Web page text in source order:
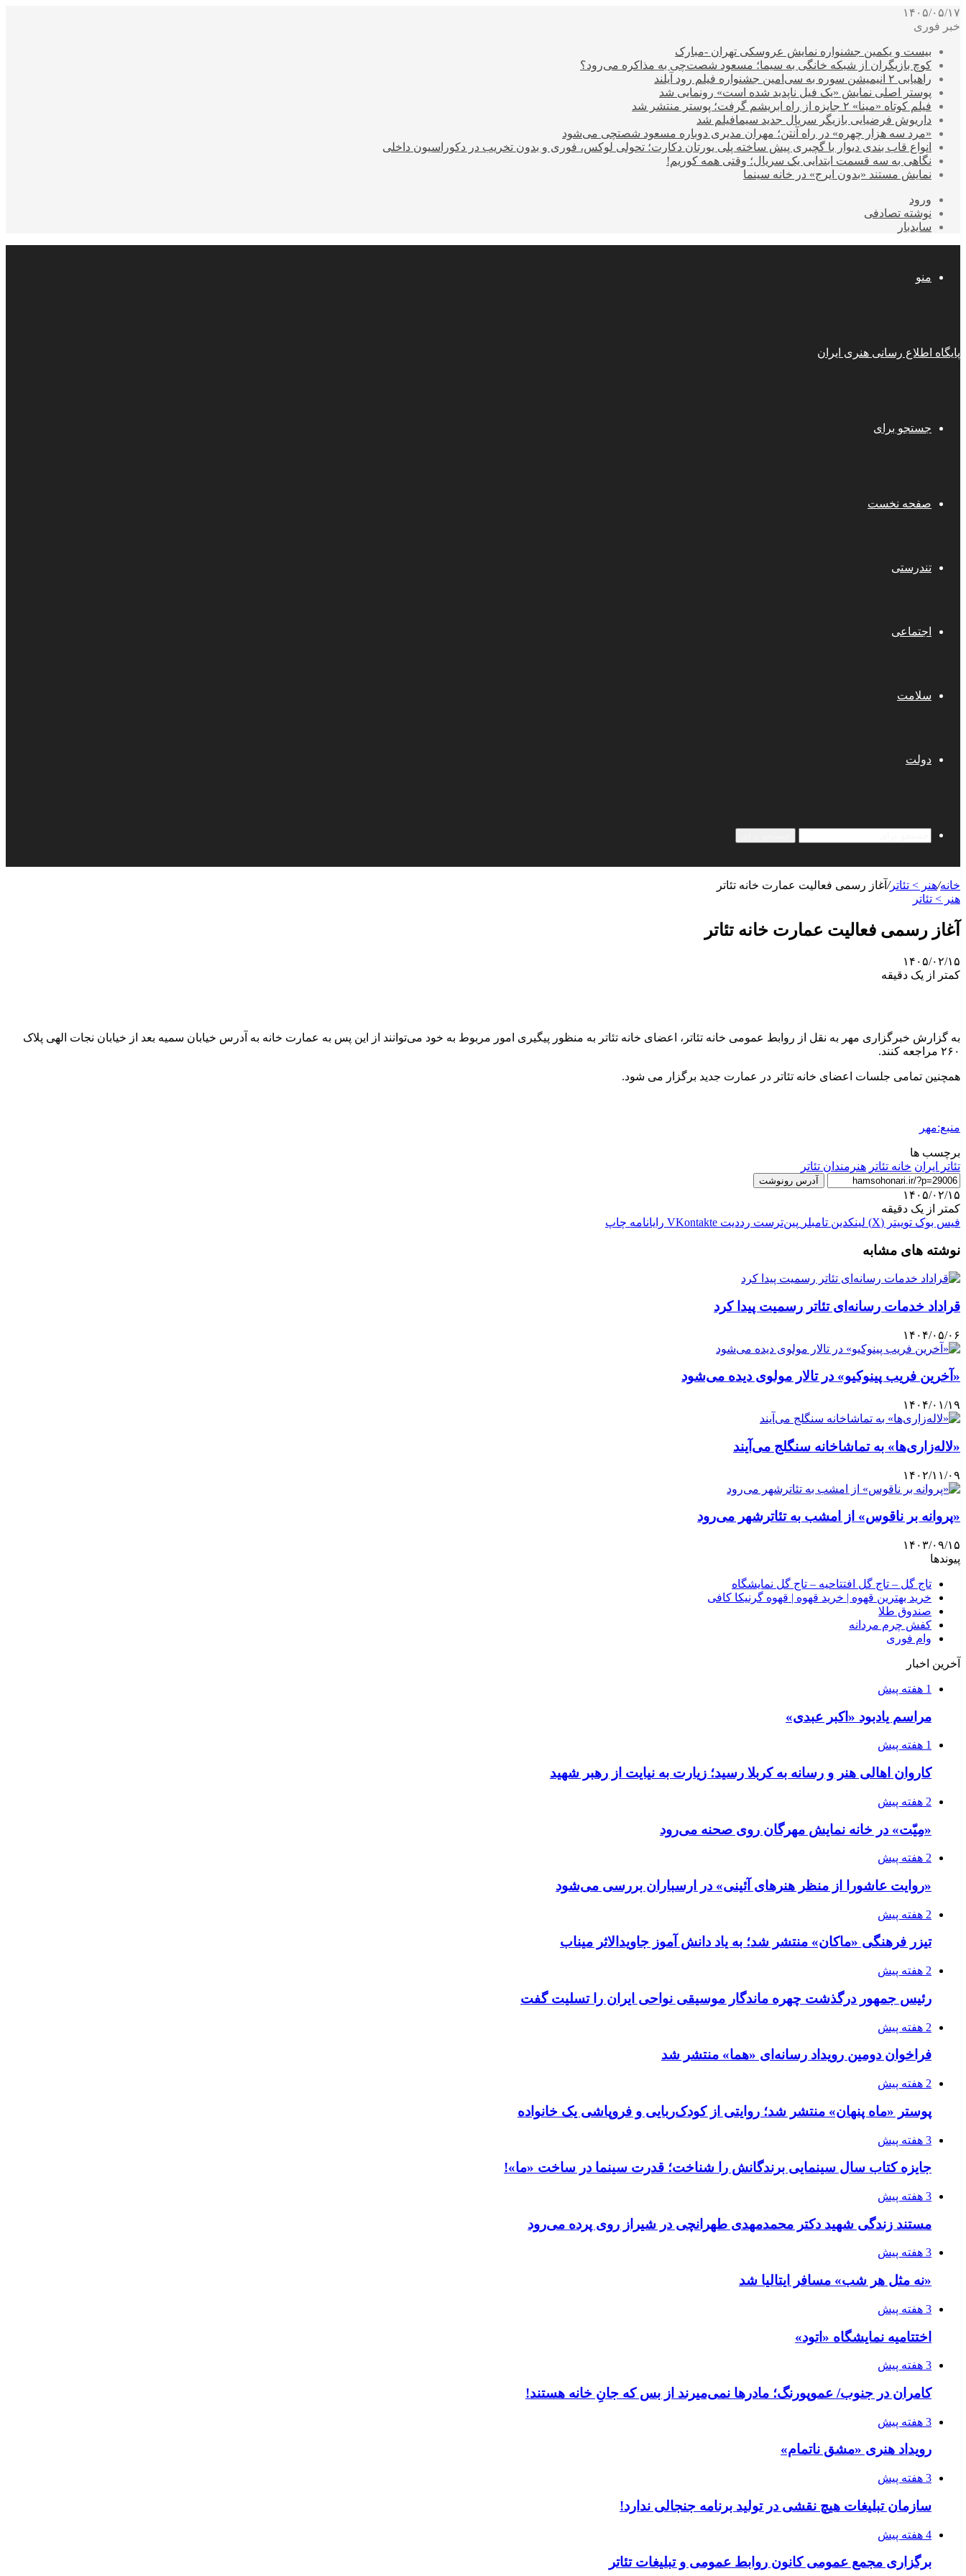
۱۴۰۵/۰۵/۱۷
خبر فوری
بیست و یکمین جشنواره نمایش عروسکی تهران -مبارک
کوچ بازیگران از شبکه خانگی به سیما؛ مسعود شصت‌چی به مذاکره می‌رود؟
راهیابی ۲ انیمیشن سوره به سی‌امین جشنواره فیلم رود آیلند
پوستر اصلی نمایش «یک فیل ناپدید شده است» رونمایی شد
فیلم کوتاه «مینا» ۲ جایزه از راه ابریشم گرفت؛ پوستر منتشر شد
داریوش فرضیایی بازیگر سریال جدید سیمافیلم شد
«مرد سه هزار چهره» در راه آنتن؛ مهران مدیری دوباره مسعود شصتچی می‌شود
انواع قاب بندی دیوار با گچبری پیش ساخته پلی یورتان دکارت؛ تحولی لوکس، فوری و بدون تخریب در دکوراسیون داخلی
نگاهی به سه قسمت ابتدایی یک سریال؛ وقتی همه کوریم!
نمایش مستند «بدون ایرج» در خانه سینما
ورود
نوشته تصادفی
سایدبار
منو
پایگاه اطلاع رسانی هنری ایران
جستجو برای
صفحه نخست
تندرستی
اجتماعی
سلامت
دولت
خانه/هنر > تئاتر/ آغاز رسمی فعالیت عمارت خانه تئاتر
هنر > تئاتر
آغاز رسمی فعالیت عمارت خانه تئاتر
۱۴۰۵/۰۲/۱۵
کمتر از یک دقیقه
به گزارش خبرگزاری مهر به نقل از روابط عمومی خانه تئاتر، اعضای خانه تئاتر به منظور پیگیری امور مربوط به خود می‌توانند از این پس به عمارت خانه به آدرس خیابان سمیه بعد از خیابان نجات الهی پلاک
۲۶۰ مراجعه کنند.
همچنین تمامی جلسات اعضای خانه تئاتر در عمارت جدید برگزار می شود.
منبع:مهر
برچسب ها
تئاتر ایران خانه تئاتر هنرمندان تئاتر
آدرس رونوشت
۱۴۰۵/۰۲/۱۵
کمتر از یک دقیقه
فیس بوک توییتر (X) لینکدین ‫تامبلر ‫پین‌ترست ‫رددیت ‫VKontakte رایانامه چاپ
نوشته های مشابه
قراداد خدمات رسانه‌ای تئاتر رسمیت پیدا کرد
۱۴۰۴/۰۵/۰۶
«آخرین فریب پینوکیو» در تالار مولوی دیده می‌شود
۱۴۰۴/۰۱/۱۹
«لاله‌زاری‌ها» به تماشاخانه سنگلج می‌آیند
۱۴۰۲/۱۱/۰۹
«پروانه بر ناقوس» از امشب به تئاترشهر می‌رود
۱۴۰۳/۰۹/۱۵
پیوندها
تاج گل – تاج گل افتتاحیه – تاج گل نمایشگاه
خرید بهترین قهوه | خرید قهوه | قهوه گرنیکا کافی
صندوق طلا
کفش چرم مردانه
وام فوری
آخرین اخبار
1 هفته پیش
مراسم یادبود «اکبر عبدی»
1 هفته پیش
کاروان اهالی هنر و رسانه به کربلا رسید؛ زیارت به نیایت از رهبر شهید
2 هفته پیش
«مِیّت» در خانه نمایش مهرگان روی صحنه می‌رود
2 هفته پیش
«روایت عاشورا از منظر هنرهای آئینی» در ارسباران بررسی می‌شود
2 هفته پیش
تیزر فرهنگی «ماکان» منتشر شد؛ به یاد دانش آموز جاویدالاثر میناب
2 هفته پیش
رئیس جمهور درگذشت چهره ماندگار موسیقی نواحی ایران را تسلیت گفت
2 هفته پیش
فراخوان دومین رویداد رسانه‌ای «هما» منتشر شد
2 هفته پیش
پوستر «ماه پنهان» منتشر شد؛ روایتی از کودک‌ربایی و فروپاشی یک خانواده
3 هفته پیش
جایزه کتاب سال سینمایی برندگانش را شناخت؛ قدرت سینما در ساخت «ما»!
3 هفته پیش
مستند زندگی شهید دکتر محمدمهدی طهرانچی در شیراز روی پرده می‌رود
3 هفته پیش
«نه مثل هر شب» مسافر ایتالیا شد
3 هفته پیش
اختتامیه نمایشگاه «اتود»
3 هفته پیش
کامران در جنوب/ عموپورنگ؛ مادرها نمی‌میرند از بس که جانِ خانه هستند!
3 هفته پیش
رویداد هنری «مشق ناتمام»
3 هفته پیش
سازمان تبلیغات هیچ نقشی در تولید برنامه جنجالی ندارد!
4 هفته پیش
برگزاری مجمع عمومی کانون روابط عمومی و تبلیغات تئاتر